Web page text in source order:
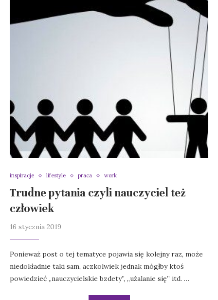
inspiracje lifestyle praca work
Trudne pytania czyli nauczyciel też
człowiek
16 stycznia 2019
Ponieważ post o tej tematyce pojawia się kolejny raz, może
niedokładnie taki sam, aczkolwiek jednak mógłby ktoś
powiedzieć „nauczycielskie bzdety”, „użalanie się” itd. …